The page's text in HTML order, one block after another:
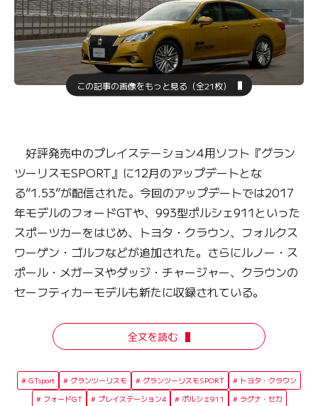
この記事の画像をもっと見る（全21枚）
好評発売中のプレイステーション4用ソフト『グラン
ツーリスモSPORT』に12月のアップデートとな
る“1.53”が配信された。今回のアップデートでは2017
年モデルのフォードGTや、993型ポルシェ911といった
スポーツカーをはじめ、トヨタ・クラウン、フォルクス
ワーゲン・ゴルフなどが追加された。さらにルノー・ス
ポール・メガーヌやダッジ・チャージャー、クラウンの
セーフティカーモデルも新たに収録されている。
全文を読む
GTsport グランツーリスモ グランツーリスモSPORT
トヨタ・クラウン
フォードGT
プレイステーション4 ポルシェ911 ラグナ・セカ